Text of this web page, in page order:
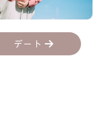
デート